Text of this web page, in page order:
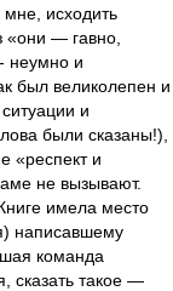
исходить
«они — гавно,
неумно и
был великолепен и
и
были сказаны!),
«респект и
не вызывают.
имела место
написавшему
команда
сказать такое —